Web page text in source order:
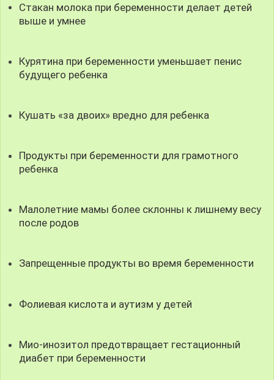
Стакан молока при беременности делает детей
выше и умнее
Курятина при беременности уменьшает пенис
будущего ребенка
Кушать «за двоих» вредно для ребенка
Продукты при беременности для грамотного
ребенка
Малолетние мамы более склонны к лишнему весу
после родов
Запрещенные продукты во время беременности
Фолиевая кислота и аутизм у детей
Мио-инозитол предотвращает гестационный
диабет при беременности